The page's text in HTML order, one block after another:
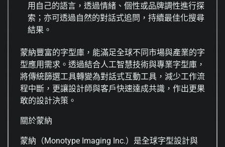
用自己的語言，透過情緒、個性或品牌調性進行探
索；亦可透過自然的對話式追問，持續最佳化搜尋
結果。
蒙納豐富的字型庫，能滿足全球不同市場與產業的字
型應用需求。透過結合人工智慧技術與專業字型庫，
將傳統篩選工具轉變為對話式互動工具，減少工作流
程中斷，更讓設計師與客戶快速達成共識，作出更果
敢的設計決策。
關於蒙納
蒙納（Monotype Imaging Inc.）是全球字型設計與